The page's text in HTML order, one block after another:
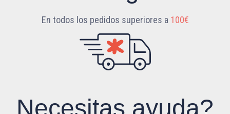
En todos los pedidos superiores a 100€
Necesitas ayuda?